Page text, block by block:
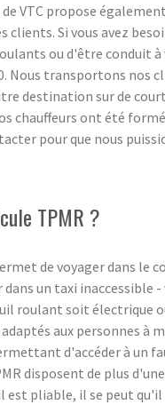
VTC propose
clients. Si vous avez
ou d'être conduit
Nous transportons nos
destination sur de
chauffeurs ont été
pour que nous
TPMR ?
de voyager dans
dans un taxi
roulant soit électrique
adaptés aux personnes
d'accéder à un
disposent de plus
est pliable, il se peut